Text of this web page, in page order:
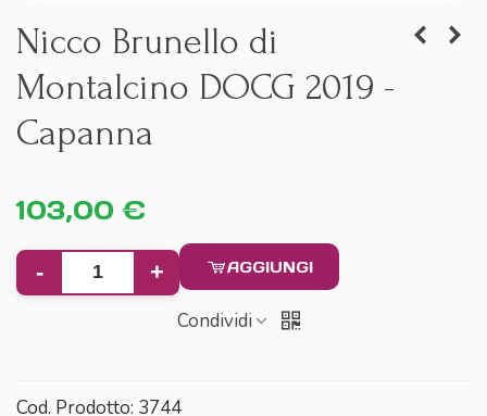
Nicco Brunello di
Montalcino DOCG 2019 -
Capanna
103,00 €
- + AGGIUNGI
Condividi
Cod. Prodotto: 3744